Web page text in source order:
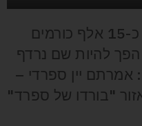
עם 640 אלף דונם כרמים, כ-15 אלף כורמים
הפך להיות שם נרדף
אמרתם יין ספרדי –
"בורדו של ספרד"